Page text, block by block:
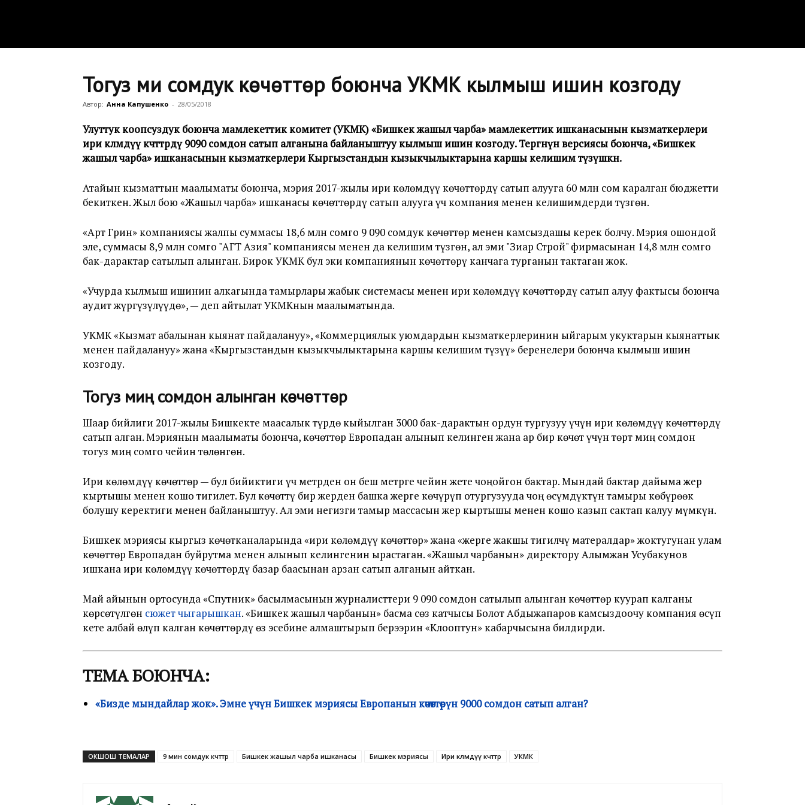
Тогуз миң сомдук көчөттөр боюнча УКМК кылмыш ишин козгоду
Автор: Анна Капушенко - 28/05/2018
Улуттук коопсуздук боюнча мамлекеттик комитет (УКМК) «Бишкек жашыл чарба» мамлекеттик ишканасынын кызматкерлери
ири көлөмдүү көчөттөрдү 9090 сомдон сатып алганына байланыштуу кылмыш ишин козгоду. Тергөөнүн версиясы боюнча, «Бишкек
жашыл чарба» ишканасынын кызматкерлери Кыргызстандын кызыкчылыктарына каршы келишим түзүшкөн.
Атайын кызматтын маалыматы боюнча, мэрия 2017-жылы ири көлөмдүү көчөттөрдү сатып алууга 60 млн сом каралган бюджетти
бекиткен. Жыл бою «Жашыл чарба» ишканасы көчөттөрдү сатып алууга үч компания менен келишимдерди түзгөн.
«Арт Грин» компаниясы жалпы суммасы 18,6 млн сомго 9 090 сомдук көчөттөр менен камсыздашы керек болчу. Мэрия ошондой
эле, суммасы 8,9 млн сомго "АГТ Азия" компаниясы менен да келишим түзгөн, ал эми "Зиар Строй" фирмасынан 14,8 млн сомго
бак-дарактар сатылып алынган. Бирок УКМК бул эки компаниянын көчөттөрү канчага турганын тактаган жок.
«Учурда кылмыш ишинин алкагында тамырлары жабык системасы менен ири көлөмдүү көчөттөрдү сатып алуу фактысы боюнча
аудит жүргүзүлүүдө», — деп айтылат УКМКнын маалыматында.
УКМК «Кызмат абалынан кыянат пайдалануу», «Коммерциялык уюмдардын кызматкерлеринин ыйгарым укуктарын кыянаттык
менен пайдалануу» жана «Кыргызстандын кызыкчылыктарына каршы келишим түзүү» беренелери боюнча кылмыш ишин
козгоду.
Тогуз миң сомдон алынган көчөттөр
Шаар бийлиги 2017-жылы Бишкекте маасалык түрдө кыйылган 3000 бак-дарактын ордун тургузуу үчүн ири көлөмдүү көчөттөрдү
сатып алган. Мэриянын маалыматы боюнча, көчөттөр Европадан алынып келинген жана ар бир көчөт үчүн төрт миң сомдон
тогуз миң сомго чейин төлөнгөн.
Ири көлөмдүү көчөттөр — бул бийиктиги үч метрден он беш метрге чейин жете чоңойгон бактар. Мындай бактар дайыма жер
кыртышы менен кошо тигилет. Бул көчөттү бир жерден башка жерге көчүрүп отургузууда чоң өсүмдүктүн тамыры көбүрөөк
болушу керектиги менен байланыштуу. Ал эми негизги тамыр массасын жер кыртышы менен кошо казып сактап калуу мүмкүн.
Бишкек мэриясы кыргыз көчөтканаларында «ири көлөмдүү көчөттөр» жана «жерге жакшы тигилчү матералдар» жоктугунан улам
көчөттөр Европадан буйрутма менен алынып келингенин ырастаган.«Жашыл чарбанын» директору Алымжан Усубакунов
ишкана ири көлөмдүү көчөттөрдү базар баасынан арзан сатып алганын айткан.
Май айынын ортосунда «Спутник» басылмасынын журналисттери 9 090 сомдон сатылып алынган көчөттөр куурап калганы
көрсөтүлгөн сюжет чыгарышкан. «Бишкек жашыл чарбанын» басма сөз катчысы Болот Абдыжапаров камсыздоочу компания өсүп
кете албай өлүп калган көчөттөрдү өз эсебине алмаштырып берээрин «Клооптун» кабарчысына билдирди.
ТЕМА БОЮНЧА:
«Бизде мындайлар жок». Эмне үчүн Бишкек мэриясы Европанын көчөттөрүн 9000 сомдон сатып алган?
ОКШОШ ТЕМАЛАР 9 мин сомдук көчөттөр Бишкек жашыл чарба ишканасы Бишкек мэриясы Ири көлөмдүү көчөттөр УКМК